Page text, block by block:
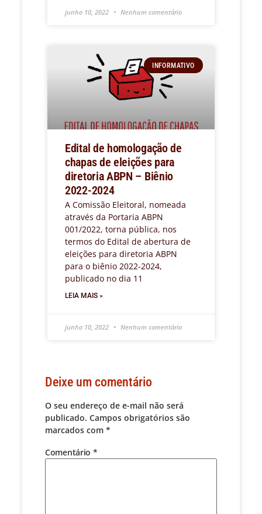
junho 10, 2022 Nenhum comentário
INFORMATIVO
Edital de homologação de
chapas de eleições para
diretoria ABPN – Biênio
2022-2024
A Comissão Eleitoral, nomeada
através da Portaria ABPN
001/2022, torna pública, nos
termos do Edital de abertura de
eleições para diretoria ABPN
para o biênio 2022-2024,
publicado no dia 11
LEIA MAIS »
junho 10, 2022 Nenhum comentário
Deixe um comentário
O seu endereço de e-mail não será
publicado. Campos obrigatórios são
marcados com *
Comentário *